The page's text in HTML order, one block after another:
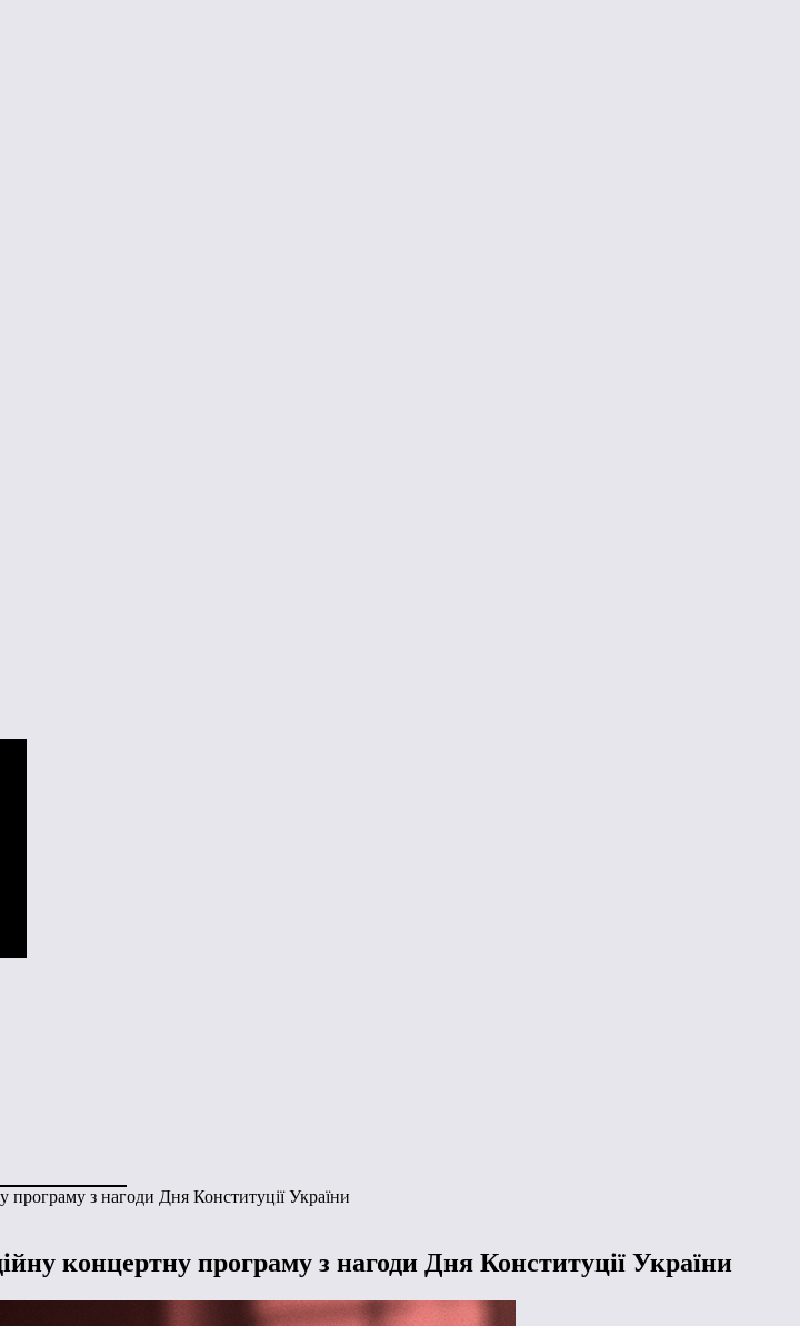
з нагоди Дня Конституції України
концертну програму з нагоди Дня Конституції України